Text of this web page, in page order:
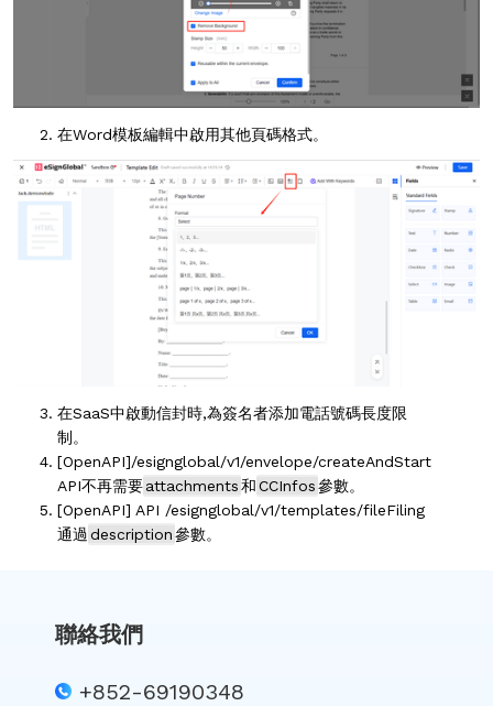
在Word模板編輯中啟用其他頁碼格式。
在SaaS中啟動信封時,為簽名者添加電話號碼長度限
制。
[OpenAPI]/esignglobal/v1/envelope/createAndStart
API不再需要attachments和 CCInfos 參數。
[OpenAPI] API /esignglobal/v1/templates/fileFiling
通過description參數。
聯絡我們
+852-69190348